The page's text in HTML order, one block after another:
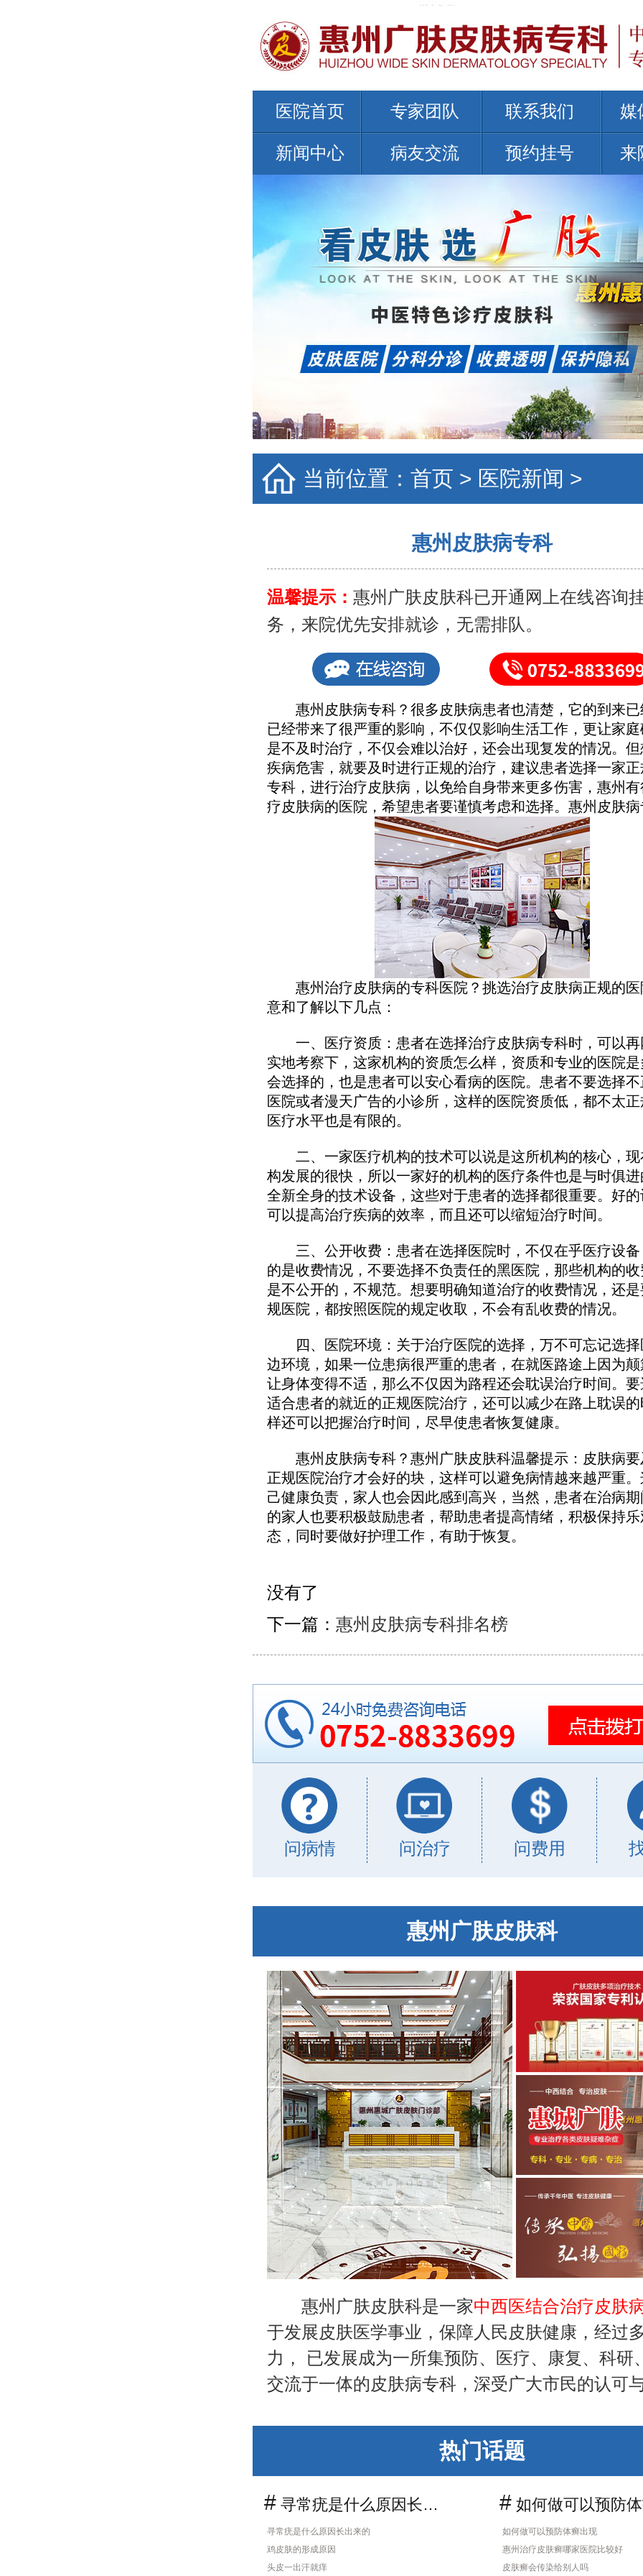
医院首页 专家团队 联系我们 媒
新闻中心 病友交流 预约挂号 来
当前位置： 首页 > 医院新闻 >
惠州皮肤病专科
温馨提示： 惠州广肤皮肤科已开通网上在线咨询
务，来院优先安排就诊，无需排队。
惠州皮肤病专科？很多皮肤病患者也清楚，它的到来已
已经带来了很严重的影响，不仅仅影响生活工作，更让家
是不及时治疗，不仅会难以治好，还会出现复发的情况。
疾病危害，就要及时进行正规的治疗，建议患者选择一家
专科，进行治疗皮肤病，以免给自身带来更多伤害，惠州
疗皮肤病的医院，希望患者要谨慎考虑和选择。惠州皮肤
惠州治疗皮肤病的专科医院？挑选治疗皮肤病正规的医
意和了解以下几点：
一、医疗资质：患者在选择治疗皮肤病专科时，可以再
实地考察下，这家机构的资质怎么样，资质和专业的医院
会选择的，也是患者可以安心看病的医院。患者不要选择
医院或者漫天广告的小诊所，这样的医院资质低，都不太
医疗水平也是有限的。
二、一家医疗机构的技术可以说是这所机构的核心，现
构发展的很快，所以一家好的机构的医疗条件也是与时俱
全新全身的技术设备，这些对于患者的选择都很重要。好
可以提高治疗疾病的效率，而且还可以缩短治疗时间。
三、公开收费：患者在选择医院时，不仅在乎医疗设备
的是收费情况，不要选择不负责任的黑医院，那些机构的
是不公开的，不规范。想要明确知道治疗的收费情况，还
规医院，都按照医院的规定收取，不会有乱收费的情况。
四、医院环境：关于治疗医院的选择，万不可忘记选择
边环境，如果一位患病很严重的患者，在就医路途上因为
让身体变得不适，那么不仅因为路程还会耽误治疗时间。
适合患者的就近的正规医院治疗，还可以减少在路上耽误
样还可以把握治疗时间，尽早使患者恢复健康。
惠州皮肤病专科？惠州广肤皮肤科温馨提示：皮肤病要
正规医院治疗才会好的块，这样可以避免病情越来越严重
己健康负责，家人也会因此感到高兴，当然，患者在治病
的家人也要积极鼓励患者，帮助患者提高情绪，积极保持
态，同时要做好护理工作，有助于恢复。
没有了
下一篇： 惠州皮肤病专科排名榜
问病情 问治疗 问费用
惠州广肤皮肤科
惠州广肤皮肤科是一家中西医结合治疗皮肤
于发展皮肤医学事业，保障人民皮肤健康，经过
力， 已发展成为一所集预防、医疗、康复、科研
交流于一体的皮肤病专科，深受广大市民的认可
热门话题
# 寻常疣是什么原因长出来的
寻常疣是什么原因长出来的
鸡皮肤的形成原因
头皮一出汗就痒
# 如何做可以预防体癣
如何做可以预防体癣出现
惠州治疗皮肤癣哪家医院比较好
皮肤癣会传染给别人吗